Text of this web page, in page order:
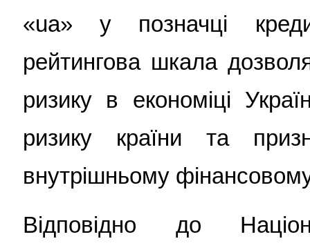
«ua» у позначці
рейтингова шкала
ризику в економіці
ризику країни та
внутрішньому
Відповідно до